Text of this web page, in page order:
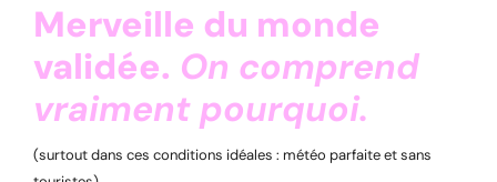
Merveille du monde
validée. On comprend
vraiment pourquoi.
(surtout dans ces conditions idéales : météo parfaite et sans